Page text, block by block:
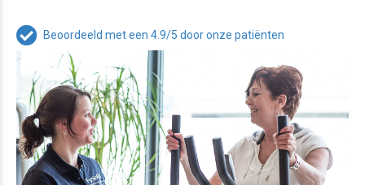
Beoordeeld met een 4.9/5 door onze patiënten